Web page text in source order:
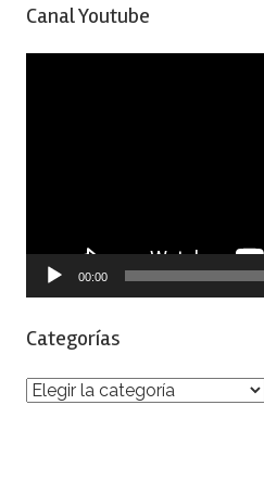
Canal Youtube
00:00
Categorías
Categorías